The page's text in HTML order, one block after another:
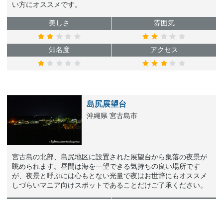
い方にオススメです。
美しさ 雰囲気
知名度 アクセス
島尻展望台
沖縄県 宮古島市
宮古島の北部、島尻地区に設置された展望台から集落の夜景が
眺められます。昼間は海を一望できる気持ちの良い場所です
が、夜景と呼ぶには心もとない光量で夜はお世辞にもオススメ
しづらいマニア向けスポットであることだけご了承ください。